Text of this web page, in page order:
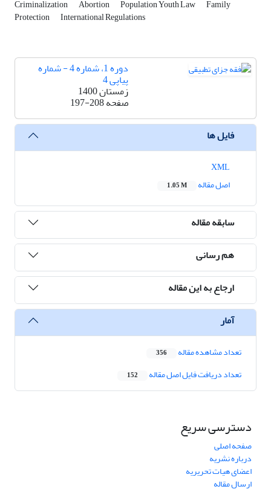
Criminalization Abortion Population Youth Law Family
Protection International Regulations
دوره 1، شماره 4 - شماره
پیاپی 4
زمستان 1400
صفحه197-208
فایل ها
اصل مقاله
1.05 M
سابقه مقاله
هم رسانی
ارجاع به این مقاله
آمار
تعداد مشاهده مقاله 356
تعداد دریافت فایل اصل مقاله 152
دسترسی سریع
صفحه اصلی
درباره نشریه
اعضای هیات تحریریه
ارسال مقاله